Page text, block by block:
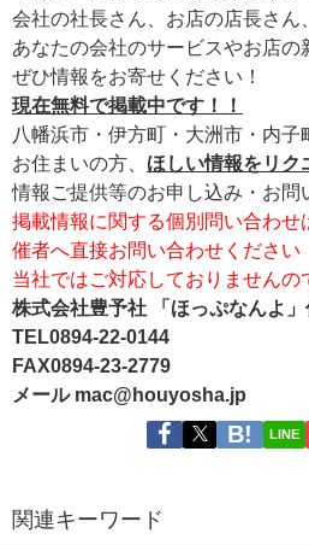
会社の社長さん、お店の店長さん、
あなたの会社のサービスやお店の
ぜひ情報をお寄せください！
現在無料で掲載中です！！
八幡浜市・伊方町・大洲市・内子
お住まいの方、 ほしい情報をリク
情報ご提供等のお申し込み・お問
掲載情報に関する個別問い合わせ
催者へ直接お問い合わせください
当社ではご対応しておりませんの
株式会社豊予社 「ほっぷなんよ」
TEL0894-22-0144
FAX0894-23-2779
メール mac@houyosha.jp
LINE
関連キーワード